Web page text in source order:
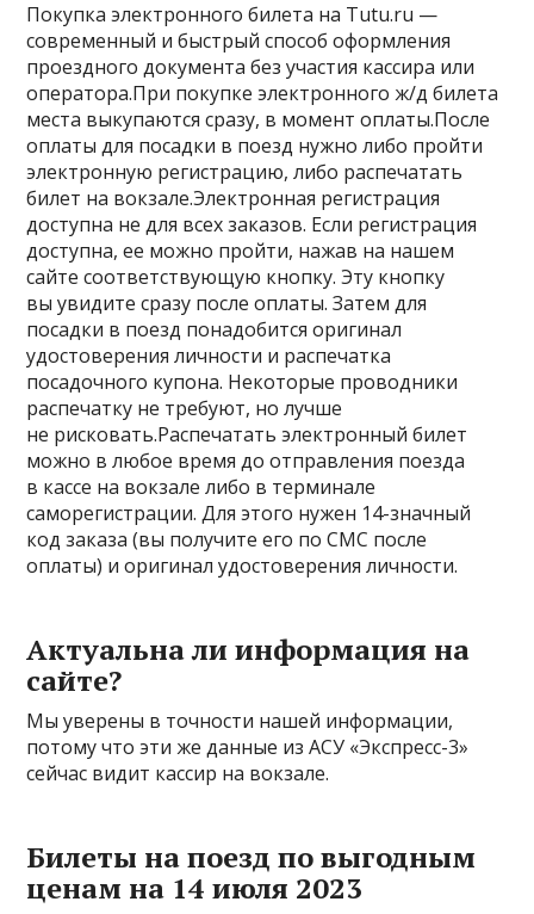
Покупка электронного билета на Tutu.ru —
современный и быстрый способ оформления
проездного документа без участия кассира или
оператора.При покупке электронного ж/д билета
места выкупаются сразу, в момент оплаты.После
оплаты для посадки в поезд нужно либо пройти
электронную регистрацию, либо распечатать
билет на вокзале.Электронная регистрация
доступна не для всех заказов. Если регистрация
доступна, ее можно пройти, нажав на нашем
сайте соответствующую кнопку. Эту кнопку
вы увидите сразу после оплаты. Затем для
посадки в поезд понадобится оригинал
удостоверения личности и распечатка
посадочного купона. Некоторые проводники
распечатку не требуют, но лучше
не рисковать.Распечатать электронный билет
можно в любое время до отправления поезда
в кассе на вокзале либо в терминале
саморегистрации. Для этого нужен 14-значный
код заказа (вы получите его по СМС после
оплаты) и оригинал удостоверения личности.
Актуальна ли информация на
сайте?
Мы уверены в точности нашей информации,
потому что эти же данные из АСУ «Экспресс-3»
сейчас видит кассир на вокзале.
Билеты на поезд по выгодным
ценам на 14 июля 2023